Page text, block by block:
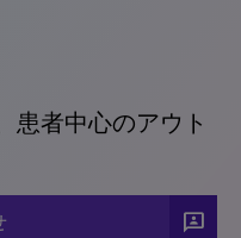
患者中心のアウト
3p